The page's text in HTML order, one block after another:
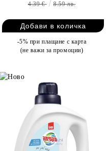
4.39 € 8.59 лв.
-5% при плащане с карта
(не важи за промоции)